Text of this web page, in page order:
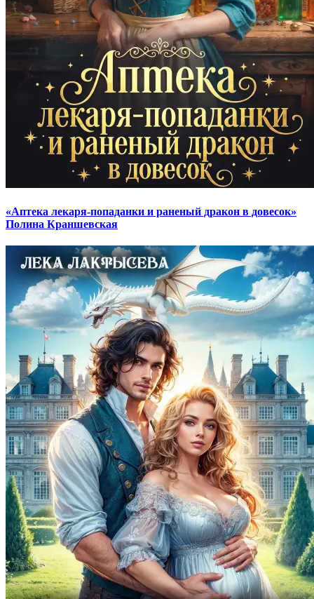
«Аптека лекаря-попаданки и раненый дракон в довесок»
Полина Краншевская